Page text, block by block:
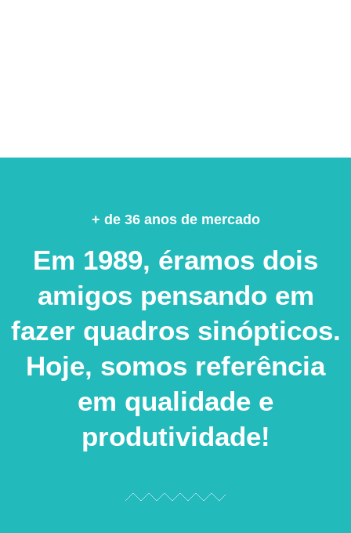
+ de 36 anos de mercado
Em 1989, éramos dois
amigos pensando em
fazer quadros sinópticos.
Hoje, somos referência
em qualidade e
produtividade!